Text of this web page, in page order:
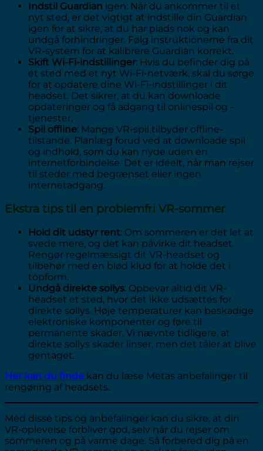
Indstil Guardian igen: Når du ankommer til et
nyt sted, er det vigtigt at indstille din Guardian
igen for at sikre, at du har plads nok og kan
undgå forhindringer. Følg instruktionerne fra dit
VR-system for at kalibrere Guardian korrekt.
Skift Wi-Fi-indstillinger: Hvis du befinder dig på
et sted med et nyt Wi-Fi-netværk, skal du sørge
for at opdatere dine Wi-Fi-indstillinger i dit
headset. Det sikrer, at du kan downloade
opdateringer og få adgang til onlinespil og -
tjenester.
Spil offline: Mange VR-spil tilbyder offline-
tilstande. Planlæg forud ved at downloade spil
og indhold, som du kan nyde uden en
internetforbindelse. Det er ideelt, når man rejser
til steder med begrænset eller ingen
internetadgang.
Ekstra tips til en problemfri VR-sommer
Hold dit udstyr rent: Om sommeren er det let at
svede mere, og det kan påvirke dit headset.
Rengør regelmæssigt dit VR-headset og
tilbehør med en blød klud for at holde det i
topform.
Undgå direkte sollys: Opbevar altid dit VR-
headset et sted, hvor det ikke udsættes for
direkte sollys. Høje temperaturer kan beskadige
elektroniske komponenter og føre til
permanente skader. Vi nævnte tidligere, at
direkte sollys skader linser, men det tåler at blive
gentaget.
Her kan du finde kan du læse Metas anbefalinger til
rengøring af headsets.
Med disse tips og anbefalinger kan du sikre, at din
VR-oplevelse forbliver god, selv når du rejser om
sommeren og på varme dage. Så forbered dig på en